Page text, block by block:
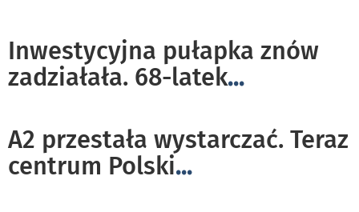
Inwestycyjna pułapka znów
zadziałała. 68-latek...
A2 przestała wystarczać. Teraz
centrum Polski...